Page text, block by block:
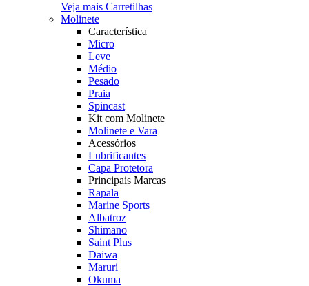
Veja mais Carretilhas
Molinete
Característica
Micro
Leve
Médio
Pesado
Praia
Spincast
Kit com Molinete
Molinete e Vara
Acessórios
Lubrificantes
Capa Protetora
Principais Marcas
Rapala
Marine Sports
Albatroz
Shimano
Saint Plus
Daiwa
Maruri
Okuma